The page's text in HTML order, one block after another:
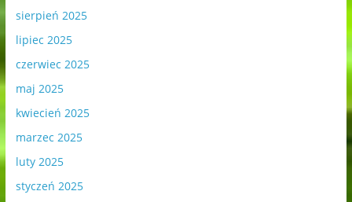
sierpień 2025
lipiec 2025
czerwiec 2025
maj 2025
kwiecień 2025
marzec 2025
luty 2025
styczeń 2025